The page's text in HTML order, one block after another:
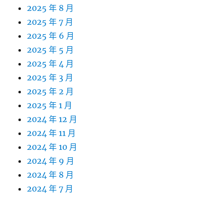
2025 年 8 月
2025 年 7 月
2025 年 6 月
2025 年 5 月
2025 年 4 月
2025 年 3 月
2025 年 2 月
2025 年 1 月
2024 年 12 月
2024 年 11 月
2024 年 10 月
2024 年 9 月
2024 年 8 月
2024 年 7 月